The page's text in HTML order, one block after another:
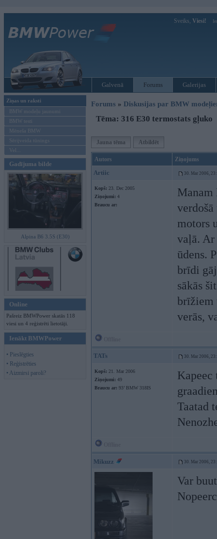
Sveiks, Viesi!
Galvenā Forums Galerijas
Ziņas un raksti
BMW modeļu jaunumi
BMW testi
Mēneša BMW
Sērijveida tūnings
Vel...
Gadījuma bilde
Alpina B6 3.5S (E30)
Online
Pašreiz BMWPower skatās 118
viesi un 4 reģistrēti lietotāji.
Ienākt BMWPower
• Pieslēgties
• Reģistrēties
• Aizmirsi paroli?
Forums » Diskusijas par BMW
Tēma: 316 E30 termostats gļuko
Jauna tēma Atbildēt
Autors Ziņojums
Artiic 30. Mar 2006,
Kopš: 23. Dec 2005
Ziņojumi: 4
Braucu ar:
Manam
motors
vaļā. Ar
ūdens.
brīdi
sākās
brīžiem
verās,
TATs 30. Mar 2006,
Kopš: 21. Mar 2006
Ziņojumi: 49
Braucu ar: 93’ BMW 318IS
Kapeec
Taatad
Mikuzz 30. Mar 2006,
Var